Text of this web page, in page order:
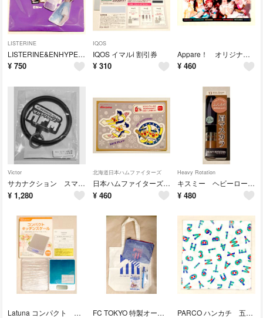
LISTERINE
LISTERINE&ENHYPEN オリジナルキーホルダー
¥ 750
IQOS
IQOS イマルi 割引券
¥ 310
Appare！ オリジナルファイル1枚
¥ 460
Victor
サカナクション スマホブレスレット
¥ 1,280
北海道日本ハムファイターズ
日本ハムファイターズ×docomo ステッカー
¥ 460
Heavy Rotation
キスミー ヘビーローテーション カラーリングアイブロウEX サンプル
¥ 480
Latuna コンパクト キッチンスケール FC TOKYO 特製オーガニックコットンバッグ PARCO ハンカチ 五十嵐ロゴ